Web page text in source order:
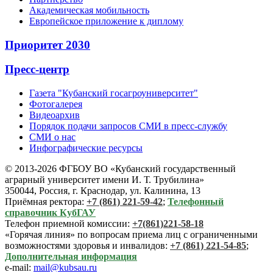
Академическая мобильность
Европейское приложение к диплому
Приоритет 2030
Пресс-центр
Газета "Кубанский госагроуниверситет"
Фотогалерея
Видеоархив
Порядок подачи запросов СМИ в пресс-службу
СМИ о нас
Инфографические ресурсы
© 2013-2026 ФГБОУ ВО «Кубанский государственный
аграрный университет имени И. Т. Трубилина»
350044, Россия, г. Краснодар, ул. Калинина, 13
Приёмная ректора: +7 (861) 221-59-42; Телефонный
справочник КубГАУ
Телефон приемной комиссии: +7(861)221-58-18
«Горячая линия» по вопросам приема лиц с ограниченными
возможностями здоровья и инвалидов: +7 (861) 221-54-85;
Дополнительная информация
e-mail: mail@kubsau.ru